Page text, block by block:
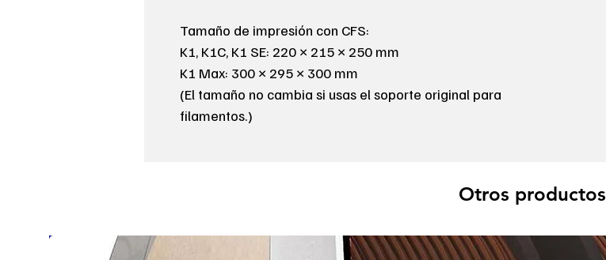
Tamaño de impresión con CFS:
K1, K1C, K1 SE: 220 × 215 × 250 mm
K1 Max: 300 × 295 × 300 mm
(El tamaño no cambia si usas el soporte original para
filamentos.)
Otros productos